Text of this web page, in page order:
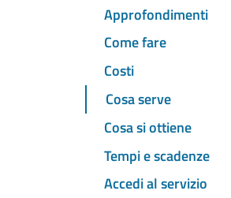
Approfondimenti
Come fare
Costi
Cosa serve
Cosa si ottiene
Tempi e scadenze
Accedi al servizio